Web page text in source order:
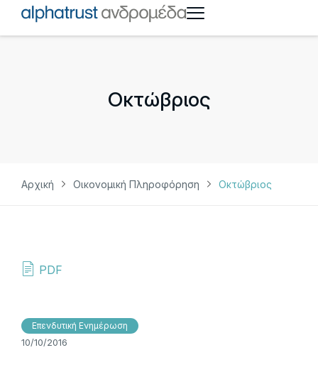
Οκτώβριος
Αρχική Οικονομική Πληροφόρηση Οκτώβριος
PDF
Επενδυτική Ενημέρωση
10/10/2016